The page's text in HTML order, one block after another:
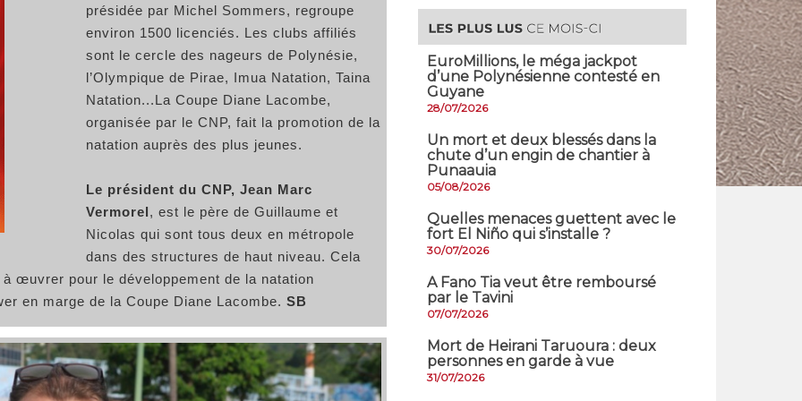
présidée par Michel Sommers, regroupe
environ 1500 licenciés. Les clubs affiliés
sont le cercle des nageurs de Polynésie,
l’Olympique de Pirae, Imua Natation, Taina
Natation...La Coupe Diane Lacombe,
organisée par le CNP, fait la promotion de la
natation auprès des plus jeunes.
Le président du CNP, Jean Marc
Vermorel, est le père de Guillaume et
Nicolas qui sont tous deux en métropole
dans des structures de haut niveau. Cela
œuvrer pour le développement de la natation
en marge de la Coupe Diane Lacombe. SB
EuroMillions, ​le méga jackpot
d’une Polynésienne contesté en
Guyane
28/07/2026
​Un mort et deux blessés dans la
chute d’un engin de chantier à
Punaauia
05/08/2026
Quelles menaces guettent avec le
fort El Niño qui s’installe ?
30/07/2026
A Fano Tia veut être remboursé
par le Tavini
07/07/2026
Mort de Heirani Taruoura : deux
personnes en garde à vue
31/07/2026